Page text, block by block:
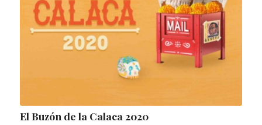
El Buzón de la Calaca 2020